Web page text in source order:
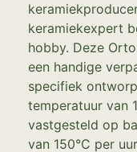
keramiekexpert
hobby. Deze
een handige
specifiek
temperatuur van
vastgesteld op
van 150°C per